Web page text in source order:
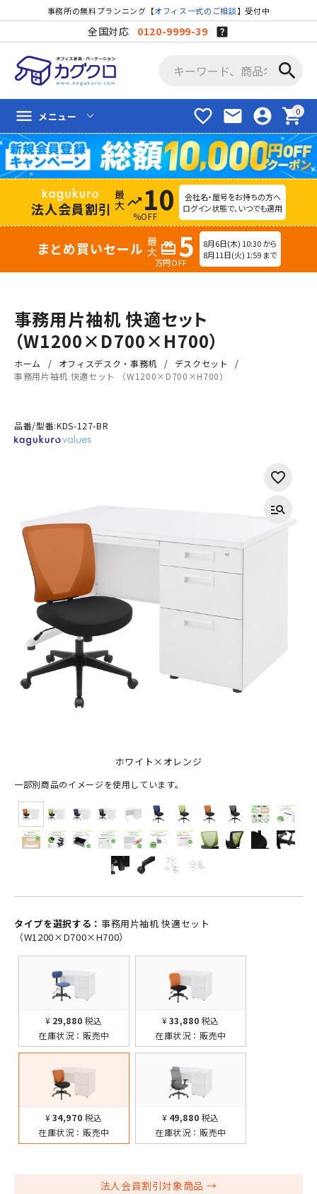
事務所の無料プランニング【オフィス一式のご相談】受付中
全国対応 0120-9999-39
search
favorite_border mail account_circle shopping_cart
menu メニュー
法人会員割引 trending_up 10
%OFF
会社名・屋号をお持ちの方へ
ログイン状態で、いつでも適用
まとめ買いセール redeem 5
万円OFF
8月6日(木) 10:30 から
8月11日(火) 1:59 まで
事務用片袖机 快適セット
（W1200×D700×H700）
ホーム オフィスデスク・事務机
デスクセット
事務用片袖机 快適セット （W1200×D700×H700）
品番/型番:KDS-127-BR
ホワイト×オレンジ
一部別商品のイメージを使用しています。
タイプを選択する： 事務用片袖机 快適セット
（W1200×D700×H700）
¥29,880 税込
在庫状況： 販売中
¥33,880 税込
在庫状況： 販売中
¥34,970 税込
在庫状況： 販売中
¥49,880 税込
在庫状況： 販売中
法人会員割引対象商品